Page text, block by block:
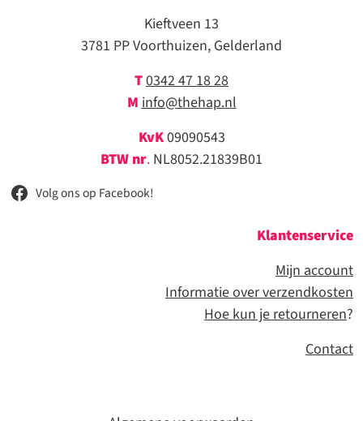
Kieftveen 13
3781 PP Voorthuizen, Gelderland
T0342 47 18 28
M info@thehap.nl
KvK09090543
BTW nr. NL8052.21839B01
Volg ons op Facebook!
Klantenservice
Mijn account
Informatie over verzendkosten
Hoe kun je retourneren?
Contact